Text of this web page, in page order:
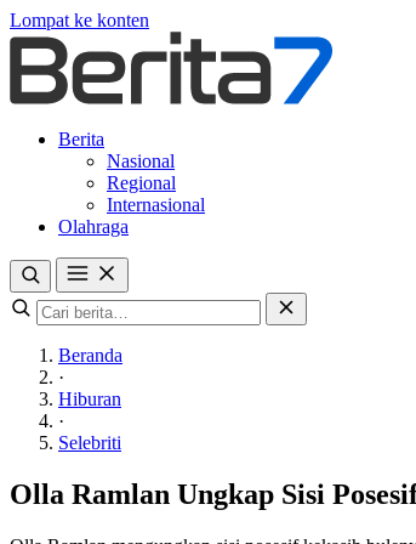
Lompat ke konten
Berita
Nasional
Regional
Internasional
Olahraga
Beranda
·
Hiburan
·
Selebriti
Olla Ramlan Ungkap Sisi